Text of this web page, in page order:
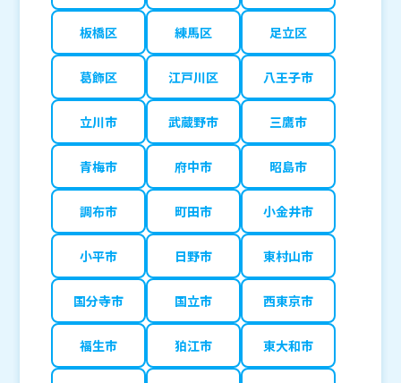
板橋区 練馬区 足立区
葛飾区 江戸川区 八王子市
立川市 武蔵野市 三鷹市
青梅市 府中市 昭島市
調布市 町田市 小金井市
小平市 日野市 東村山市
国分寺市 国立市 西東京市
福生市 狛江市 東大和市